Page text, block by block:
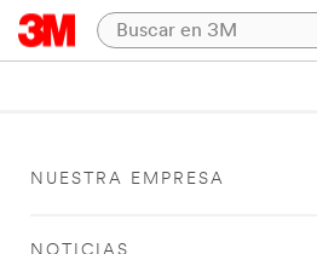
NUESTRA EMPRESA